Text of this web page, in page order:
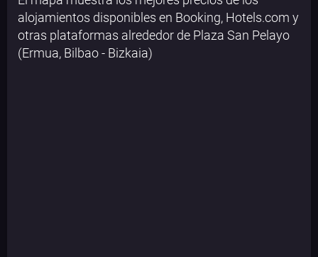
alojamientos disponibles en Booking, Hotels.com y
otras plataformas alrededor de Plaza San Pelayo
(Ermua, Bilbao - Bizkaia)